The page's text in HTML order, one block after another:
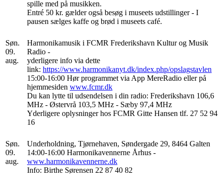
spille med på musikken.
Entré 50 kr. gælder også besøg i museets udstillinger - I
pausen sælges kaffe og brød i museets café.
Søn.
09.
aug.
Harmonikamusik i FCMR Frederikshavn Kultur og Musik
Radio -
yderligere info via dette
link: https://www.harmonikanyt.dk/index.php/opslagstavlen
15:00-16:00 Hør programmet via App MereRadio eller på
hjemmesiden www.fcmr.dk
Du kan lytte til udsendelsen i din radio: Frederikshavn 106,6
MHz - Østervrå 103,5 MHz - Sæby 97,4 MHz
Yderligere oplysninger hos FCMR Gitte Hansen tlf. 27 52 94
16
Søn.
09.
aug.
Underholdning, Tjørnehaven, Søndergade 29, 8464 Galten
14:00-16:00 Harmonikavennerne Århus -
www.harmonikavennerne.dk
Info: Birthe Sørensen 22 87 40 82